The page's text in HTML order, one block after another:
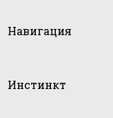
Навигация
Инстинкт